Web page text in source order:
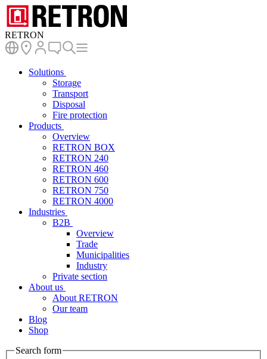
RETRON
Solutions
Storage
Transport
Disposal
Fire protection
Products
Overview
RETRON BOX
RETRON 240
RETRON 460
RETRON 600
RETRON 750
RETRON 4000
Industries
B2B
Overview
Trade
Municipalities
Industry
Private section
About us
About RETRON
Our team
Blog
Shop
Search form